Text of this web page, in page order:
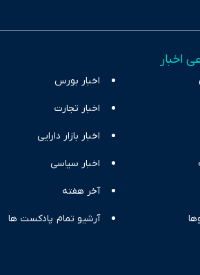
در کنار تحلیل آمارها، نیازهای خبری مخاطبان
پوشش می‌دهیم.
اخبار
اخبار بورس
اخبار تجارت
اخبار بازار دارایی
اخبار سیاسی
آخر هفته
آرشیو تمام پادکست ها